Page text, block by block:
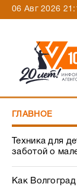
06 Авг 2026
ГЛАВНОЕ
Техника для
заботой о
Как